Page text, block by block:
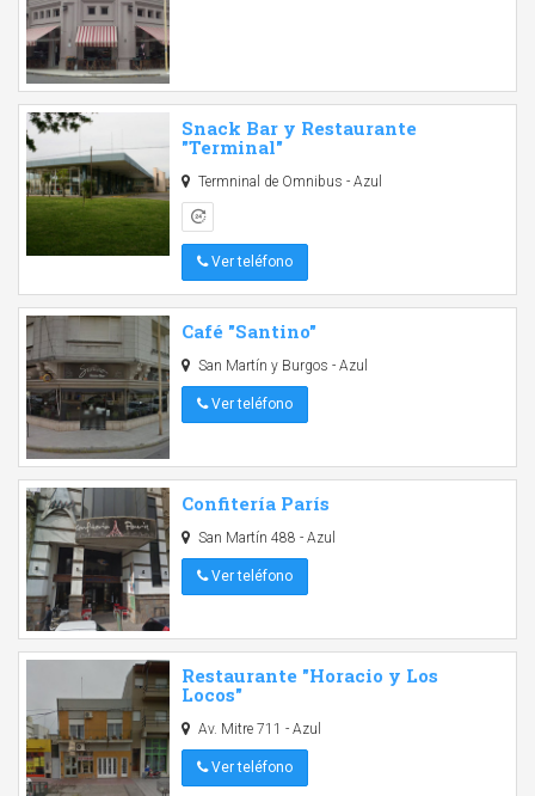
Snack Bar y Restaurante
"Terminal"
Termninal de Omnibus - Azul
Ver teléfono
Café "Santino"
San Martín y Burgos - Azul
Ver teléfono
Confitería París
San Martín 488 - Azul
Ver teléfono
Restaurante "Horacio y Los
Locos"
Av. Mitre 711 - Azul
Ver teléfono